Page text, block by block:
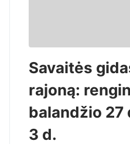
Savaitės
rajoną:
balandžio 27
3 d.